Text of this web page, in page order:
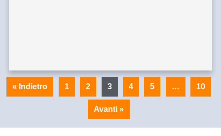
« Indietro 1 2 3 4 5 … 10
Avanti »